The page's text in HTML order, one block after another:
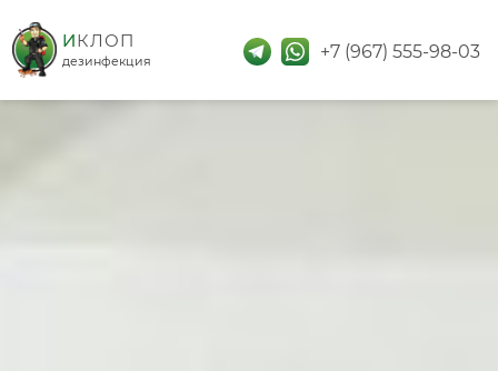
дезинфекция